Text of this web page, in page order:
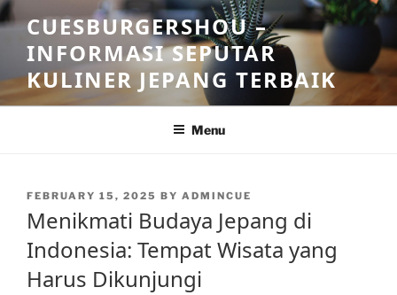
Skip
to
content
CUESBURGERSHOU –
INFORMASI SEPUTAR
KULINER JEPANG TERBAIK
Menu
POSTED
FEBRUARY 15, 2025 BY ADMINCUE
Menikmati Budaya Jepang di
Indonesia: Tempat Wisata yang
Harus Dikunjungi